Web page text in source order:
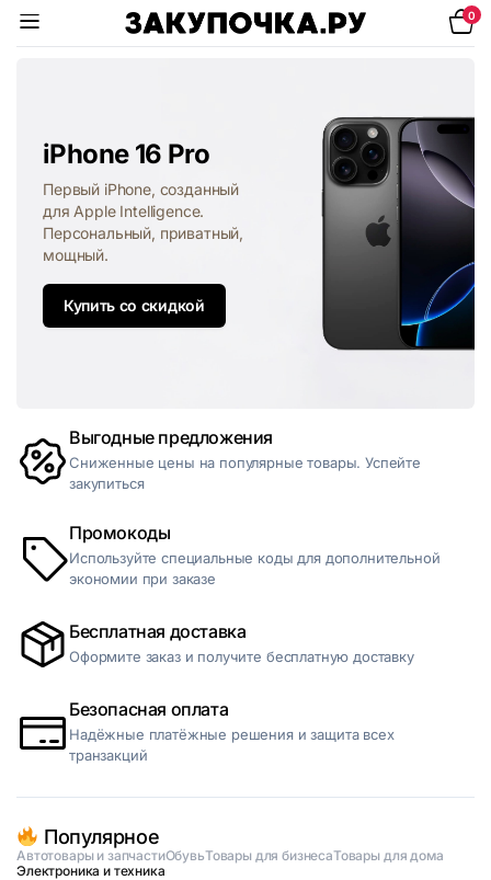
0
iPhone 16 Pro
Первый iPhone, созданный
для Apple Intelligence.
Персональный, приватный,
мощный.
Купить со скидкой
Выгодные предложения
Сниженные цены на популярные товары. Успейте
закупиться
Промокоды
Используйте специальные коды для дополнительной
экономии при заказе
Бесплатная доставка
Оформите заказ и получите бесплатную доставку
Безопасная оплата
Надёжные платёжные решения и защита всех
транзакций
Популярное
Автотовары и запчастиОбувьТовары для бизнесаТовары для дома
Электроника и техника